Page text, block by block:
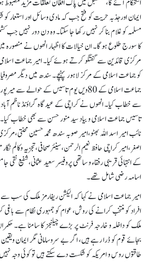
استحکام آئے گا، مستقبل میں پاک افغان تعلقات مزید
ایمان اورجذبہ حریت کو فتح جب کہ مادی وسائل اور
مسلمہ کو غلام بنا کر نہیں رکھا جا سکتا۔ وہ دن دور نہیں جب
کا سورج طلوع ہو گا۔ ان خیالات کا اظہار انھوں نے منصورہ
مرکزی قائدین سے گفتگو کرتے ہوئے کیا۔ امیر جماعت
کو جماعت اسلامی کے مرکز لاہور پہنچے۔ سندھ میں دیگر
جماعت اسلامی کے 80ویں یوم تاسیس کے حوالے
سے خطاب کیا۔ انھوں نے کراچی کے عید گاہ گراؤنڈ ناظم آباد
تاسیس جماعت اسلامی و بیاد سید منور حسن سے بھی خطاب
نائب امیر اسد اللہ بھٹو،امیر صوبہ سندھ محمد حسین
اصغر،امیر کراچی حافظ نعیم الرحمن،سینئرصحافی،تجزیہ وکالم
کے انتہائی قریبی رفقاء و ساتھی پروفیسر سعید عثمانی،شفیع نقی
اسامہ رضی شامل تھے۔
امیر جماعت اسلامی نے کہا کہ الیکشن ریفارمز ملک کی
افراد کو منتخب کرانے کی روش، عوام کو جمہوری نظام سے
ملک کو داخلہ و خارجہ فرنٹ پر بڑے چیلنجز کا سامنا ہے۔
بجائے قوم کو ڈرا رہے ہیں، اگر بے سروسامانی مگر ایمان
طاقتوں روس و امریکہ کو شکست دے سکتے ہیں تو کوئی وجہ